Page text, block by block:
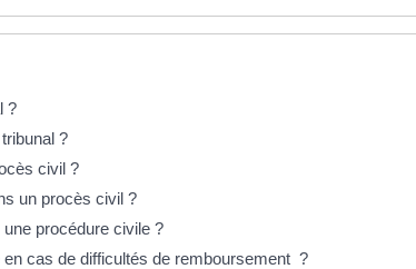
?
?
civil ?
un procès civil ?
procédure civile ?
cas de difficultés de remboursement ?